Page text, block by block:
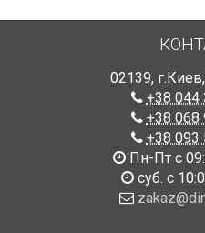
02139, г.Киев,
+38 044
+38 068
+38 093
Пн-Пт с
суб. с